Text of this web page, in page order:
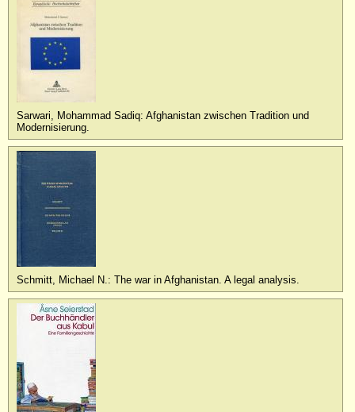
Sarwari, Mohammad Sadiq: Afghanistan zwischen Tradition und
Modernisierung.
Schmitt, Michael N.: The war in Afghanistan. A legal analysis.